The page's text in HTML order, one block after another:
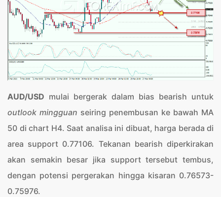
AUD/USD mulai bergerak dalam bias bearish untuk
outlook mingguan seiring penembusan ke bawah MA
50 di chart H4. Saat analisa ini dibuat, harga berada di
area support 0.77106. Tekanan bearish diperkirakan
akan semakin besar jika support tersebut tembus,
dengan potensi pergerakan hingga kisaran 0.76573-
0.75976.